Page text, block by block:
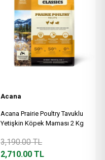
Acana
Acana Prairie Poultry Tavuklu
Yetişkin Köpek Maması 2 Kg
3,190.00TL
2,710.00 TL